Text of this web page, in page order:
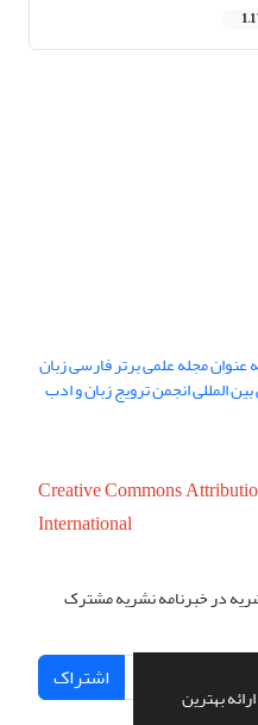
بهترین
عنوان مجله علمی برتر فارسی زبان
بین المللی انجمن ترویج زبان و ادب
Creative Commons
International
در خبرنامه نشریه مشترک
اشتراک